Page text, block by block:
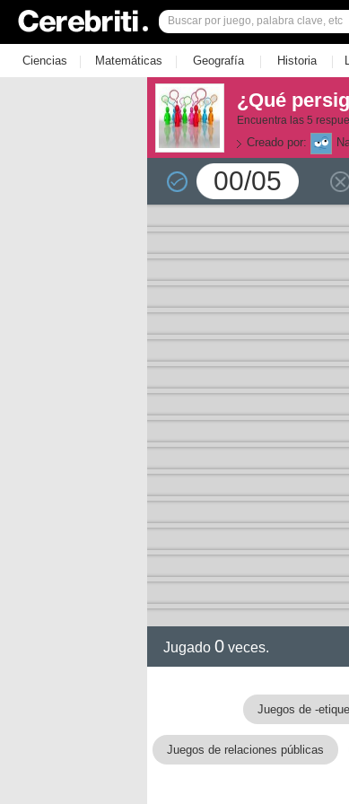
Ciencias | Matemáticas | Geografía | Historia |
¿Qué
Encuentra las 5
Creado por:
00/05
Jugado 0 veces.
Juegos de -
Juegos de relaciones públicas